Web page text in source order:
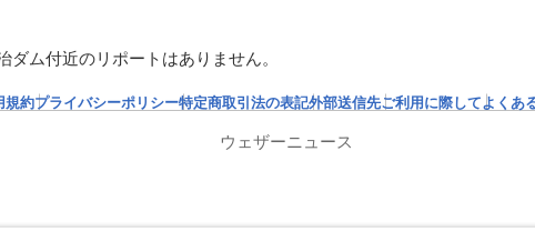
ダム付近のリポートはありません。
規約プライバシーポリシー特定商取引法の表記外部送信先ご利用に際してよくあ
ウェザーニュース